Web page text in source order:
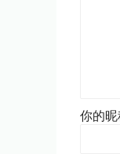
你的